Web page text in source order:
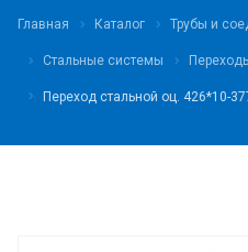
Главная Каталог Трубы и
Стальные системы
Переход стальной оц. 426*10-